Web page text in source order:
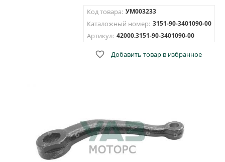
Код товара: УМ003233
Каталожный номер: 3151-90-3401090-00
Артикул: 42000.3151-90-3401090-00
 Добавить товар в избранное